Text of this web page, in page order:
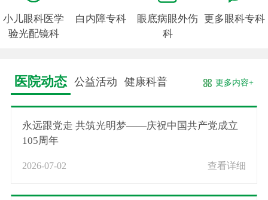
小儿眼科医学
验光配镜科
白内障专科
眼底病眼外伤
科
更多眼科专科
医院动态 公益活动 健康科普 更多内容+
永远跟党走 共筑光明梦——庆祝中国共产党成立
105周年
2026-07-02 查看详细